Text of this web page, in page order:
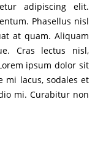
adipiscing elit.
Phasellus nisl
at quam. Aliquam
Cras lectus nisl,
ipsum dolor sit
mi lacus, sodales et
mi. Curabitur non